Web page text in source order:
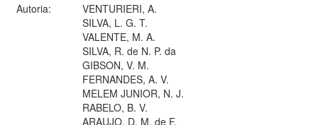
Autoria:
VENTURIERI, A.
SILVA, L. G. T.
VALENTE, M. A.
SILVA, R. de N. P. da
GIBSON, V. M.
FERNANDES, A. V.
MELEM JUNIOR, N. J.
RABELO, B. V.
ARAUJO, D. M. de F.